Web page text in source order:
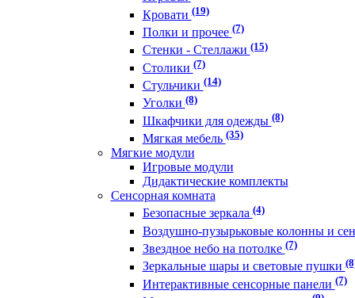
Кровати(19)
Полки и прочее(7)
Стенки - Стеллажи(15)
Столики(7)
Стульчики(14)
Уголки(8)
Шкафчики для одежды(8)
Мягкая мебель(35)
Мягкие модули
Игровые модули
Дидактические комплекты
Сенсорная комната
Безопасные зеркала(4)
Воздушно-пузырьковые колонны и
Звездное небо на потолке(7)
Зеркальные шары и световые пушки
Интерактивные сенсорные панели(7)